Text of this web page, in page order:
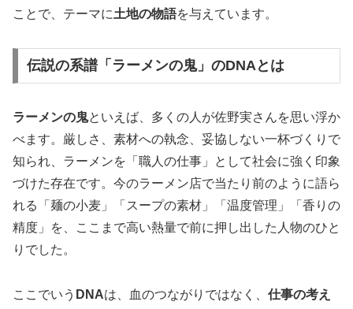
ことで、テーマに土地の物語を与えています。
伝説の系譜「ラーメンの鬼」のDNAとは
ラーメンの鬼といえば、多くの人が佐野実さんを思い浮か
べます。厳しさ、素材への執念、妥協しない一杯づくりで
知られ、ラーメンを「職人の仕事」として社会に強く印象
づけた存在です。今のラーメン店で当たり前のように語ら
れる「麺の小麦」「スープの素材」「温度管理」「香りの
精度」を、ここまで高い熱量で前に押し出した人物のひと
りでした。
ここでいう DNAは、血のつながりではなく、 仕事の考え